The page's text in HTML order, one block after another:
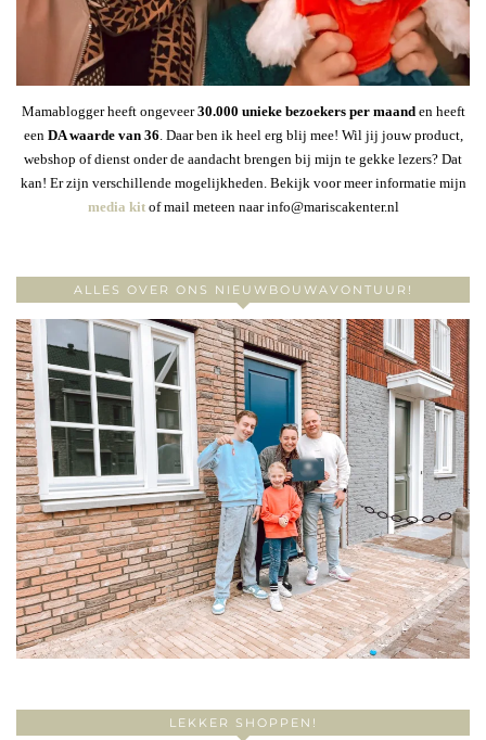
Mamablogger heeft ongeveer30.000 unieke bezoekers per maanden heeft
een DA waarde van 36 . Daar ben ik heel erg blij mee! Wil jij jouw product,
webshop of dienst onder de aandacht brengen bij mijn te gekke lezers? Dat
kan! Er zijn verschillende mogelijkheden. Bekijk voor meer informatie mijn
media kitof mail meteen naar info@mariscakenter.nl
ALLES OVER ONS NIEUWBOUWAVONTUUR!
LEKKER SHOPPEN!